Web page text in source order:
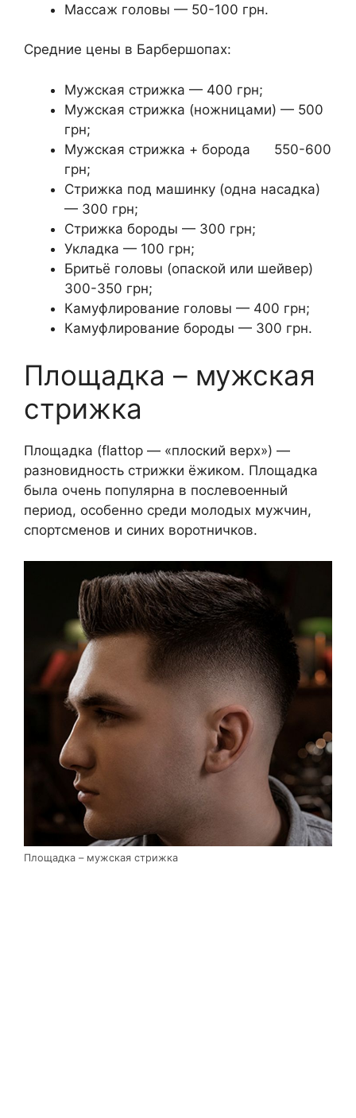
Массаж головы — 50-100 грн.
Средние цены в Барбершопах:
Мужская стрижка — 400 грн;
Мужская стрижка (ножницами) — 500
грн;
Мужская стрижка + борода 550-600
грн;
Стрижка под машинку (одна насадка)
— 300 грн;
Стрижка бороды — 300 грн;
Укладка — 100 грн;
Бритьё головы (опаской или шейвер)
300-350 грн;
Камуфлирование головы — 400 грн;
Камуфлирование бороды — 300 грн.
Площадка – мужская
стрижка
Площадка (flattop — «плоский верх») —
разновидность стрижки ёжиком. Площадка
была очень популярна в послевоенный
период, особенно среди молодых мужчин,
спортсменов и синих воротничков.
Площадка – мужская стрижка